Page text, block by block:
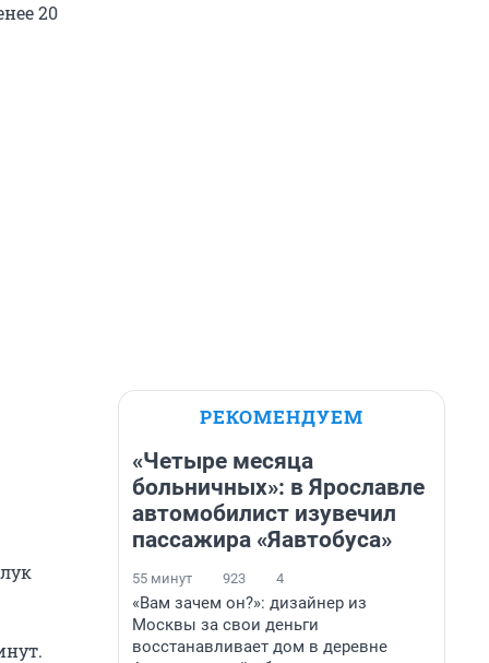
20
РЕКОМЕНДУЕМ
«Четыре месяца
больничных»: в Ярославле
автомобилист изувечил
пассажира «Яавтобуса»
55 минут 923 4
«Вам зачем он?»: дизайнер из
Москвы за свои деньги
восстанавливает дом в деревне